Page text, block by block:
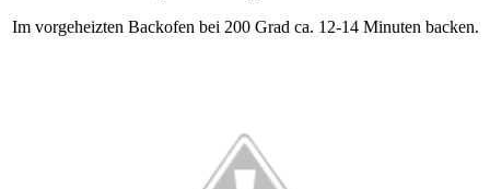
Im vorgeheizten Backofen bei 200 Grad ca. 12-14 Minuten backen.